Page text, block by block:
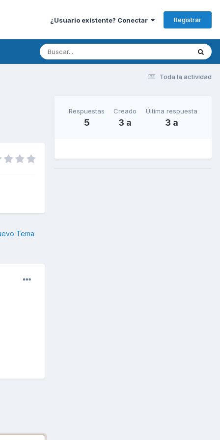
¿Usuario existente? Conectar Registrar
Toda la actividad
Tema
Respuestas
5
Creado
3 a
Última respuesta
3 a